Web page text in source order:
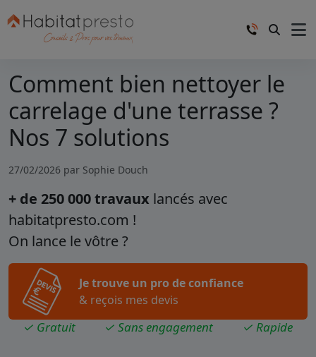
Comment bien nettoyer le
carrelage d'une terrasse ?
Nos 7 solutions
27/02/2026 par Sophie Douch
+ de 250 000 travaux lancés avec
habitatpresto.com !
On lance le vôtre ?
Je trouve un pro de confiance
& reçois mes devis
✓ Gratuit ✓ Sans engagement ✓ Rapide